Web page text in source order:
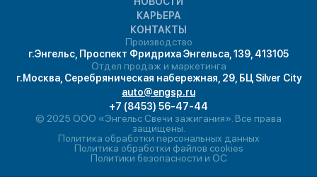
КАРЬЕРА
КОНТАКТЫ
Производство
г.Энгельс, Проспект Фридриха Энгельса, 139, 413105
Отдел продаж и маркетинга
г.Москва, Серебряническая набережная, 29, БЦ Silver City
auto@engsp.ru
+7 (8453) 56-47-44
© 2025 ООО «Энгельс Свечи зажигания». Все права
защищены.
Политика обработки персональных данных
Политика обработки файлов cookies
Политики безопасности и ОС